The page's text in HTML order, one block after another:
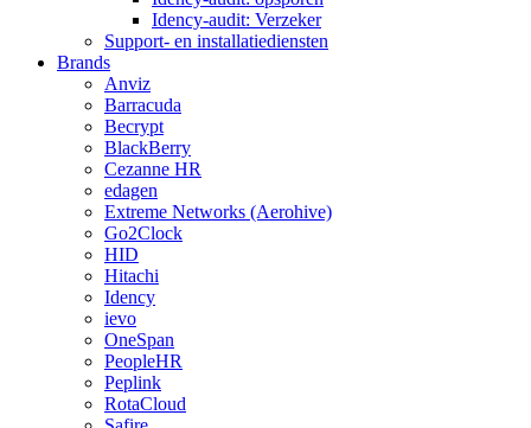
Idency-audit: Verzeker
Support- en installatiediensten
Brands
Anviz
Barracuda
Becrypt
BlackBerry
Cezanne HR
edagen
Extreme Networks (Aerohive)
Go2Clock
HID
Hitachi
Idency
ievo
OneSpan
PeopleHR
Peplink
RotaCloud